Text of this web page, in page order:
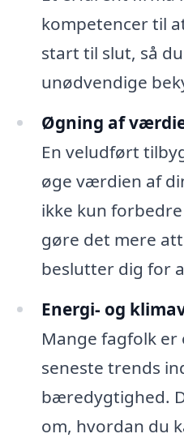
kompetencer til
start til slut, så
unødvendige
Øgning af
En veludført
øge værdien af
ikke kun
gøre det mere
beslutter dig for
Energi- og
Mange fagfolk
seneste trends
bæredygtighed.
om, hvordan du